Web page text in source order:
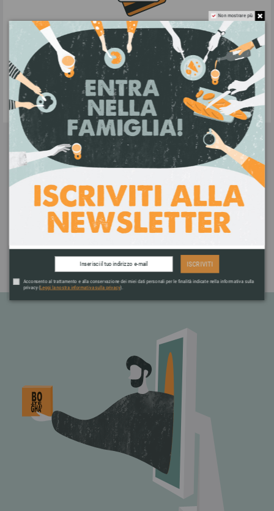
PAGAMENTI SICURI
Accettiamo pagamenti tramite bonifico
bancario, carta di credito, Paypal e
contrassegno.
ASSISTENZA CLIENTI
Contattaci a info@bottegha.it oppure via
WhatsApp al
+39 392 0221572
Non mostrare più
ISCRIVITI
Acconsento al trattamento e alla conservazione dei miei dati personali per le finalità indicate nella informativa sulla
privacy (Leggi la nostra informativa sulla privacy).